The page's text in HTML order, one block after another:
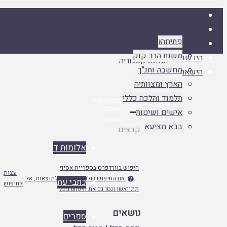
ספרים
היו שותפים
הישארו מעודכנים
אסיף
אלומות ד
כתבי עת
ספרים
עמוד
קבצים
חיפוש בוורדפרס בספריית אסיף
 אם החיפוש שלנו לא מפנה לתוצאות, אל
תתייאשו ונסו גם את חיפוש גוגל
עצות
לחיפוש
נושאים
אסיף א
אסיף ב
אסיף ג
פתיחה
משנת הרב קוק
מחשבה ותנ"ך
הארץ ומצוותיה
תלמוד והלכה כללי
אישים ושיטות
בבא מציעא